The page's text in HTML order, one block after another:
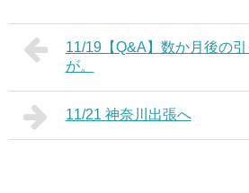
11/19【Q&A】数か月後の
が。
11/21 神奈川出張へ